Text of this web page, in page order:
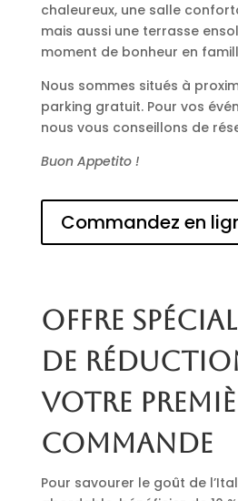
chaleureux, une salle
mais aussi une terrasse
moment de bonheur en
Nous sommes situés à
parking gratuit. Pour vos
nous vous conseillons de
Buon Appetito !
Commandez en
Offre
de
votre
commande
Pour savourer le goût de